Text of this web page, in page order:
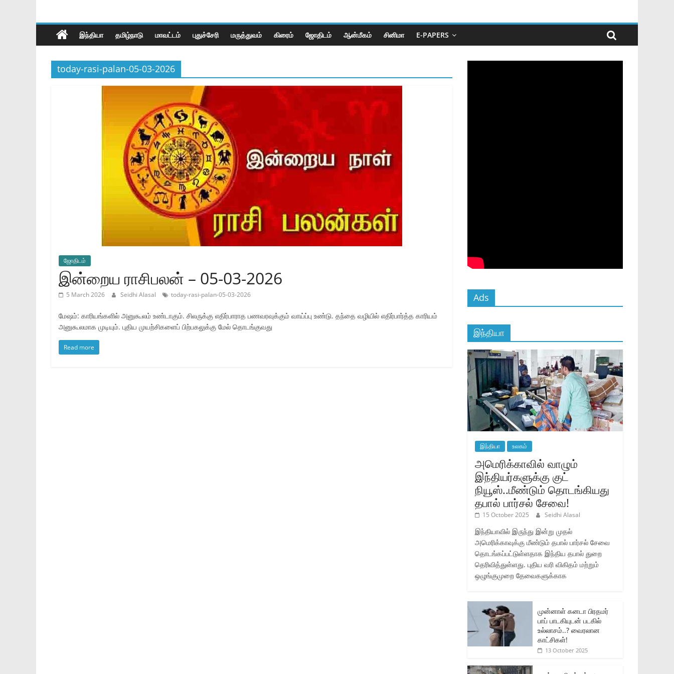
இந்தியா தமிழ்நாடு மாவட்டம் புதுச்சேரி மருத்துவம் கிரைம் ஜோ‌திட‌ம் ஆன்மீகம் சினிமா E-PAPERS
today-rasi-palan-05-03-2026
ஜோ‌திட‌ம்
இன்றைய ராசிபலன் – 05-03-2026
5 March 2026 Seidhi Alasal today-rasi-palan-05-03-2026
மேஷம்: காரியங்களில் அனுகூலம் உண்டாகும். சிலருக்கு எதிர்பாராத பணவரவுக்கும் வாய்ப்பு உண்டு. தந்தை வழியில் எதிர்பார்த்த காரியம்
அனுகூலமாக முடியும். புதிய முயற்சிகளைப் பிற்பகலுக்கு மேல் தொடங்குவது
Read more
Ads
இந்தியா
இந்தியா உலகம்
அமெரிக்காவில் வாழும்
இந்தியர்களுக்கு குட்
நியூஸ்..மீண்டும் தொடங்கியது
தபால் பார்சல் சேவை!
15 October 2025 Seidhi Alasal
இந்தியாவில் இருந்து இன்று முதல்
அமெரிக்காவுக்கு மீண்டும் தபால் பார்சல் சேவை
தொடங்கப்பட்டுள்ளதாக இந்திய தபால் துறை
தெரிவித்துள்ளது. புதிய வரி விகிதம் மற்றும்
ஒழுங்குமுறை தேவைகளுக்காக
முன்னாள் கனடா பிரதமர்
பாப் பாடகியுடன் படகில்
உல்லாசம்..? வைரலான
காட்சிகள்!
13 October 2025